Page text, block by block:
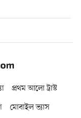
প্রথম আলো ট্রাস্ট
মোবাইল ভ্যাস